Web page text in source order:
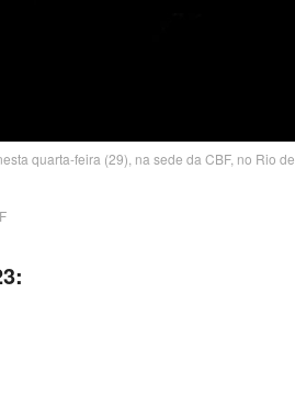
quarta-feira (29), na sede da CBF, no Rio de